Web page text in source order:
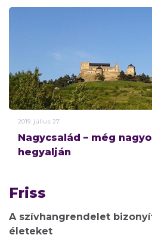
2019. július 27.
Nagycsalád – még
hegyalján
Friss
A szívhangrendelet
életeket